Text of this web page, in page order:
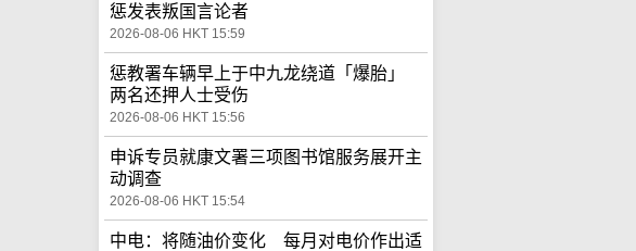
惩发表叛国言论者
2026-08-06 HKT 15:59
惩教署车辆早上于中九龙绕道「爆胎」
两名还押人士受伤
2026-08-06 HKT 15:56
申诉专员就康文署三项图书馆服务展开主
动调查
2026-08-06 HKT 15:54
中电：将随油价变化 每月对电价作出适